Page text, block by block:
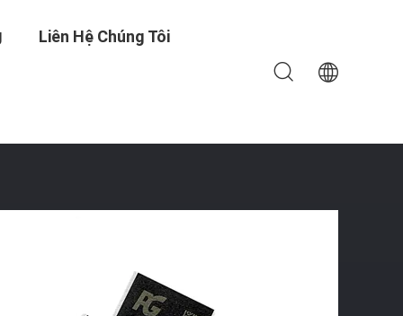
Liên Hệ Chúng Tôi